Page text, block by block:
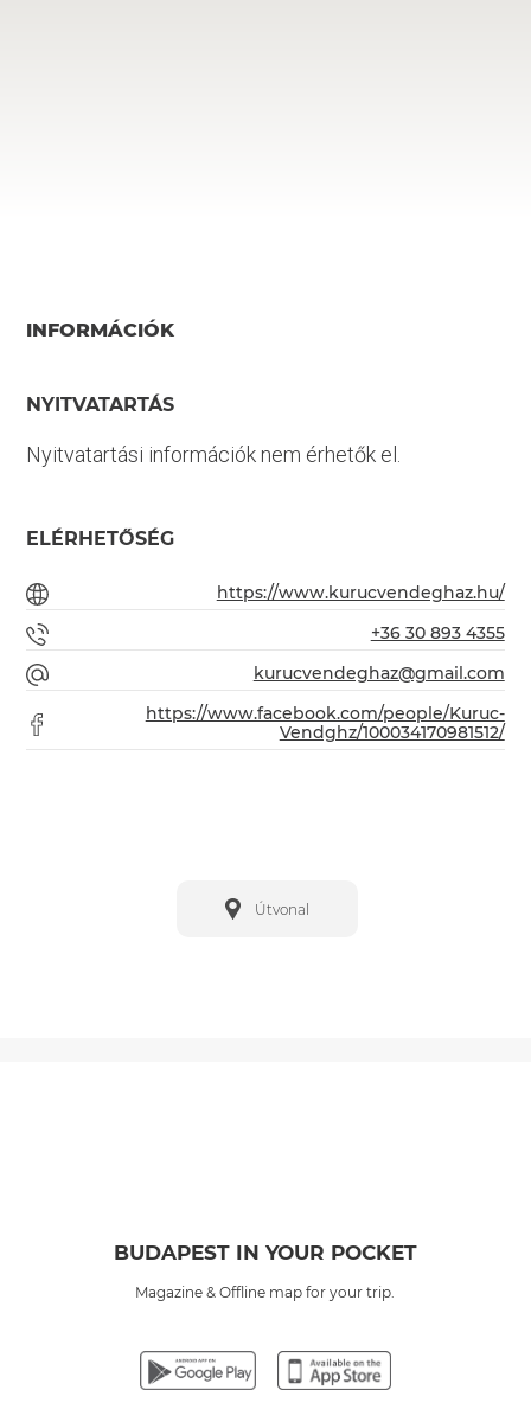
INFORMÁCIÓK
NYITVATARTÁS
Nyitvatartási információk nem érhetők el.
ELÉRHETŐSÉG
https://www.kurucvendeghaz.hu/
+36 30 893 4355
kurucvendeghaz@gmail.com
https://www.facebook.com/people/Kuruc-
Vendghz/100034170981512/
Útvonal
BUDAPEST IN YOUR POCKET
Magazine & Offline map for your trip.